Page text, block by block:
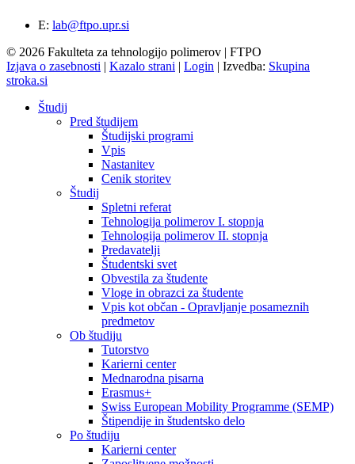
E: lab@ftpo.upr.si
© 2026 Fakulteta za tehnologijo polimerov | FTPO
Izjava o zasebnosti | Kazalo strani | Login | Izvedba: Skupina
stroka.si
Študij
Pred študijem
Študijski programi
Vpis
Nastanitev
Cenik storitev
Študij
Spletni referat
Tehnologija polimerov I. stopnja
Tehnologija polimerov II. stopnja
Predavatelji
Študentski svet
Obvestila za študente
Vloge in obrazci za študente
Vpis kot občan - Opravljanje posameznih
predmetov
Ob študiju
Tutorstvo
Karierni center
Mednarodna pisarna
Erasmus+
Swiss European Mobility Programme (SEMP)
Štipendije in študentsko delo
Po študiju
Karierni center